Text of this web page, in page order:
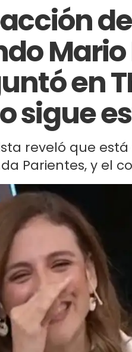
en
sigue
reveló que
Parientes, y el